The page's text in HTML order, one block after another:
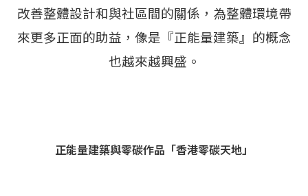
改善整體設計和與社區間的關係，為整體環境帶
來更多正面的助益，像是『正能量建築』的概念
也越來越興盛。
正能量建築與零碳作品「香港零碳天地」